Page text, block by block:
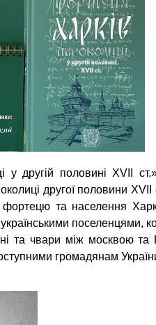
у другій половині XVII
околиці другої половини
та населення
поселенцями,
та чвари між москвою
громадянам